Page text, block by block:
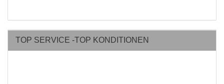
TOP SERVICE -TOP KONDITIONEN